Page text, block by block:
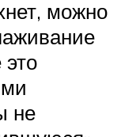
можно
не